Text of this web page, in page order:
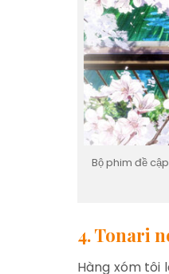
Bộ phim đề
4. Tonari
Hàng xóm tôi